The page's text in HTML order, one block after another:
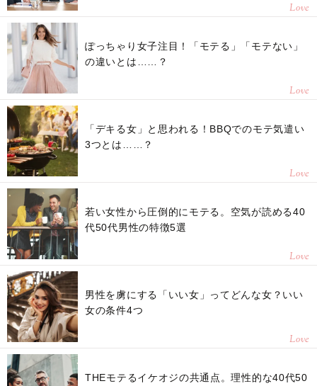
Love
ぽっちゃり女子注目！「モテる」「モテない」
の違いとは……？
Love
「デキる女」と思われる！BBQでのモテ気遣い
3つとは……？
Love
若い女性から圧倒的にモテる。空気が読める40
代50代男性の特徴5選
Love
男性を虜にする「いい女」ってどんな女？いい
女の条件4つ
Love
THEモテるイケオジの共通点。理性的な40代50